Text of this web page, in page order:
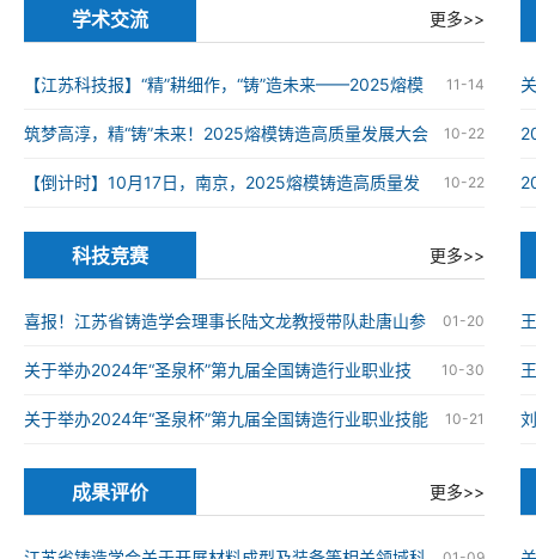
学术交流 更多>>
11-14
【江苏科技报】“精”耕细作，“铸”造未来——2025熔模
铸造高质量发展大会在南京举办 10-22
筑梦高淳，精“铸”未来！2025熔模铸造高质量发展大会
在南京高淳成功举办 10-22
【倒计时】10月17日，南京，2025熔模铸造高质量发
展大会
科技竞赛 更多>>
01-20
喜报！江苏省铸造学会理事长陆文龙教授带队赴唐山参
加第九届全国铸造行业职业技能竞赛并获奖 10-30
关于举办2024年“圣泉杯”第九届全国铸造行业职业技
能竞赛的通知 10-21
关于举办2024年“圣泉杯”第九届全国铸造行业职业技能
竞赛的通知
成果评价 更多>>